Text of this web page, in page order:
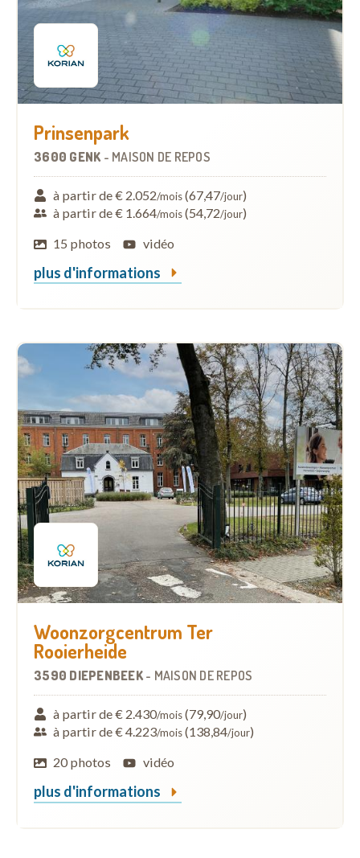
Prinsenpark
3600 GENK - MAISON DE REPOS
à partir de € 2.052/mois(67,47/jour)
à partir de € 1.664/mois(54,72/jour)
15 photos
vidéo
plus d'informations
Woonzorgcentrum Ter
Rooierheide
3590 DIEPENBEEK- MAISON DE REPOS
à partir de € 2.430/mois(79,90/jour)
à partir de € 4.223/mois(138,84/jour)
20 photos
vidéo
plus d'informations